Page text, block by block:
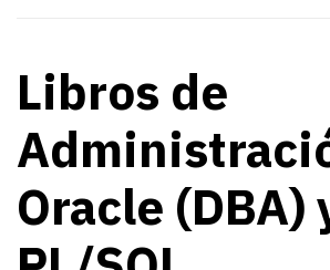
Libros de
Oracle (DBA)